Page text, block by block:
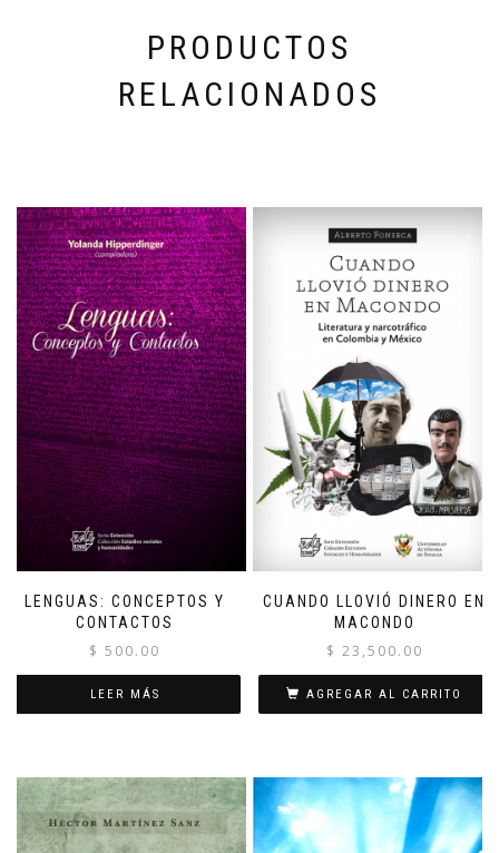
PRODUCTOS
RELACIONADOS
LENGUAS: CONCEPTOS Y
CONTACTOS
$ 500.00
LEER MÁS
CUANDO LLOVIÓ DINERO EN
MACONDO
$ 23,500.00
AGREGAR AL CARRITO